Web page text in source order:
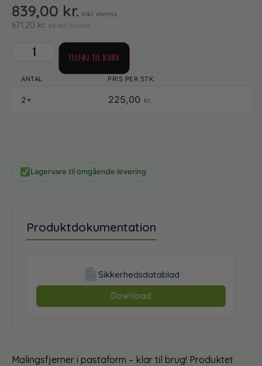
839,00 kr. inkl. moms
671,20 kr. ekskl. moms
TILFØJ TIL KURV
2+ 225,00 kr.
Lagervare til omgående levering
Produktdokumentation
Sikkerhedsdatablad
Download
Malingsfjerner i pastaform – klar til brug! Produktet